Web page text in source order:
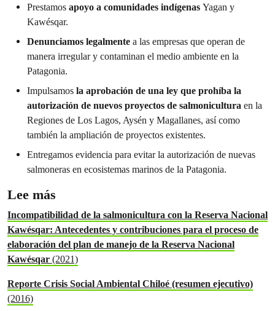
Prestamos apoyo a comunidades indígenas Yagan y
Kawésqar.
Denunciamos legalmente a las empresas que operan de
manera irregular y contaminan el medio ambiente en la
Patagonia.
Impulsamos la aprobación de una ley que prohíba la
autorización de nuevos proyectos de salmonicultura en la
Regiones de Los Lagos, Aysén y Magallanes, así como
también la ampliación de proyectos existentes.
Entregamos evidencia para evitar la autorización de nuevas
salmoneras en ecosistemas marinos de la Patagonia.
Lee más
Incompatibilidad de la salmonicultura con la Reserva Nacional
Kawésqar: Antecedentes y contribuciones para el proceso de
elaboración del plan de manejo de la Reserva Nacional
Kawésqar (2021)
Reporte Crisis Social Ambiental Chiloé (resumen ejecutivo)
(2016)